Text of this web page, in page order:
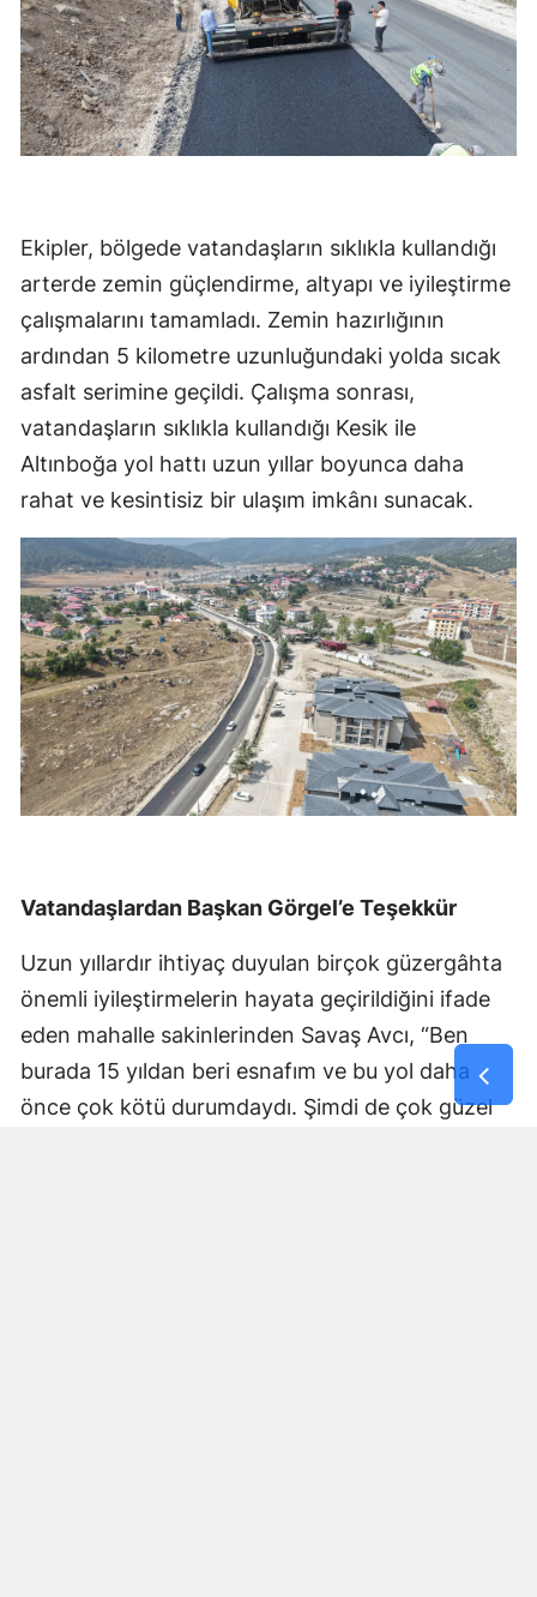
Ekipler, bölgede vatandaşların sıklıkla kullandığı
arterde zemin güçlendirme, altyapı ve iyileştirme
çalışmalarını tamamladı. Zemin hazırlığının
ardından 5 kilometre uzunluğundaki yolda sıcak
asfalt serimine geçildi. Çalışma sonrası,
vatandaşların sıklıkla kullandığı Kesik ile
Altınboğa yol hattı uzun yıllar boyunca daha
rahat ve kesintisiz bir ulaşım imkânı sunacak.
Vatandaşlardan Başkan Görgel’e Teşekkür
Uzun yıllardır ihtiyaç duyulan birçok güzergâhta
önemli iyileştirmelerin hayata geçirildiğini ifade
eden mahalle sakinlerinden Savaş Avcı, “Ben
burada 15 yıldan beri esnafım ve bu yol daha
önce çok kötü durumdaydı. Şimdi de çok güzel